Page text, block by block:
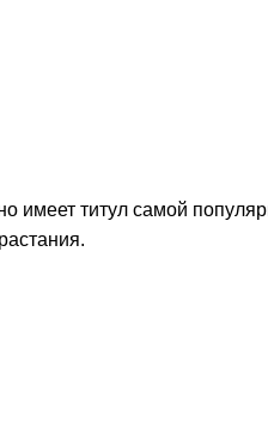
имеет титул самой